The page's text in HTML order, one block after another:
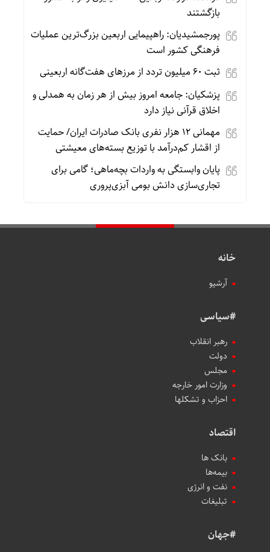
بازگشتند
پورجمشیدیان: راهپیمایی اربعین بزرگ‌ترین عملیات
فرهنگی کشور است
ثبت ۶۰ میلیون تردد از مرزهای هفت‌گانه اربعینی
پزشکیان: جامعه امروز بیش از هر زمان به همدلی و
اخلاق قرآنی نیاز دارد
مهمانی ۱۲ هزار نفری بانک صادرات ایران/ حمایت
از اقشار کم‌درآمد با توزیع بسته‌های معیشتی
پایان وابستگی به واردات بچه‌ماهی؛ گامی برای
تجاری‌سازی دانش بومی آبزی‌پروری
خانه
آرشیو
#سیاسی
رهبر انقلاب
دولت
مجلس
وزارت امور خارجه
احزاب و تشکلها
اقتصاد
بانک ها
بیمه‌ها
نفت و انرژی
تبلیغات
#جهان